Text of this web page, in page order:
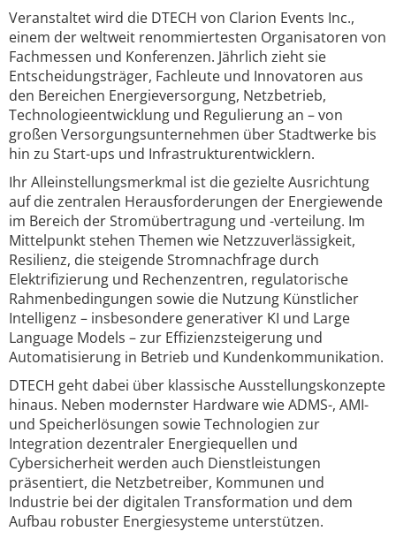
Veranstaltet wird die DTECH von Clarion Events Inc.,
einem der weltweit renommiertesten Organisatoren von
Fachmessen und Konferenzen. Jährlich zieht sie
Entscheidungsträger, Fachleute und Innovatoren aus
den Bereichen Energieversorgung, Netzbetrieb,
Technologieentwicklung und Regulierung an – von
großen Versorgungsunternehmen über Stadtwerke bis
hin zu Start-ups und Infrastrukturentwicklern.
Ihr Alleinstellungsmerkmal ist die gezielte Ausrichtung
auf die zentralen Herausforderungen der Energiewende
im Bereich der Stromübertragung und -verteilung. Im
Mittelpunkt stehen Themen wie Netzzuverlässigkeit,
Resilienz, die steigende Stromnachfrage durch
Elektrifizierung und Rechenzentren, regulatorische
Rahmenbedingungen sowie die Nutzung Künstlicher
Intelligenz – insbesondere generativer KI und Large
Language Models – zur Effizienzsteigerung und
Automatisierung in Betrieb und Kundenkommunikation.
DTECH geht dabei über klassische Ausstellungskonzepte
hinaus. Neben modernster Hardware wie ADMS-, AMI-
und Speicherlösungen sowie Technologien zur
Integration dezentraler Energiequellen und
Cybersicherheit werden auch Dienstleistungen
präsentiert, die Netzbetreiber, Kommunen und
Industrie bei der digitalen Transformation und dem
Aufbau robuster Energiesysteme unterstützen.